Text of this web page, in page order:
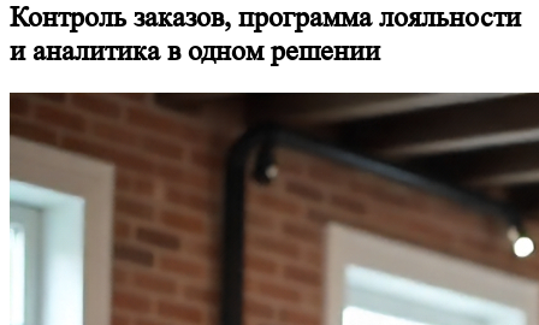
Контроль заказов, программа лояльности
и аналитика в одном решении